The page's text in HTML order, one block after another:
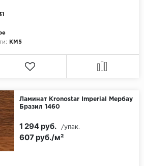
Made in Belgium
КМ5
Ламинат Kronostar Imperial Мербау
Бразил 1460
607 руб./м²
1 294 руб. /упак.